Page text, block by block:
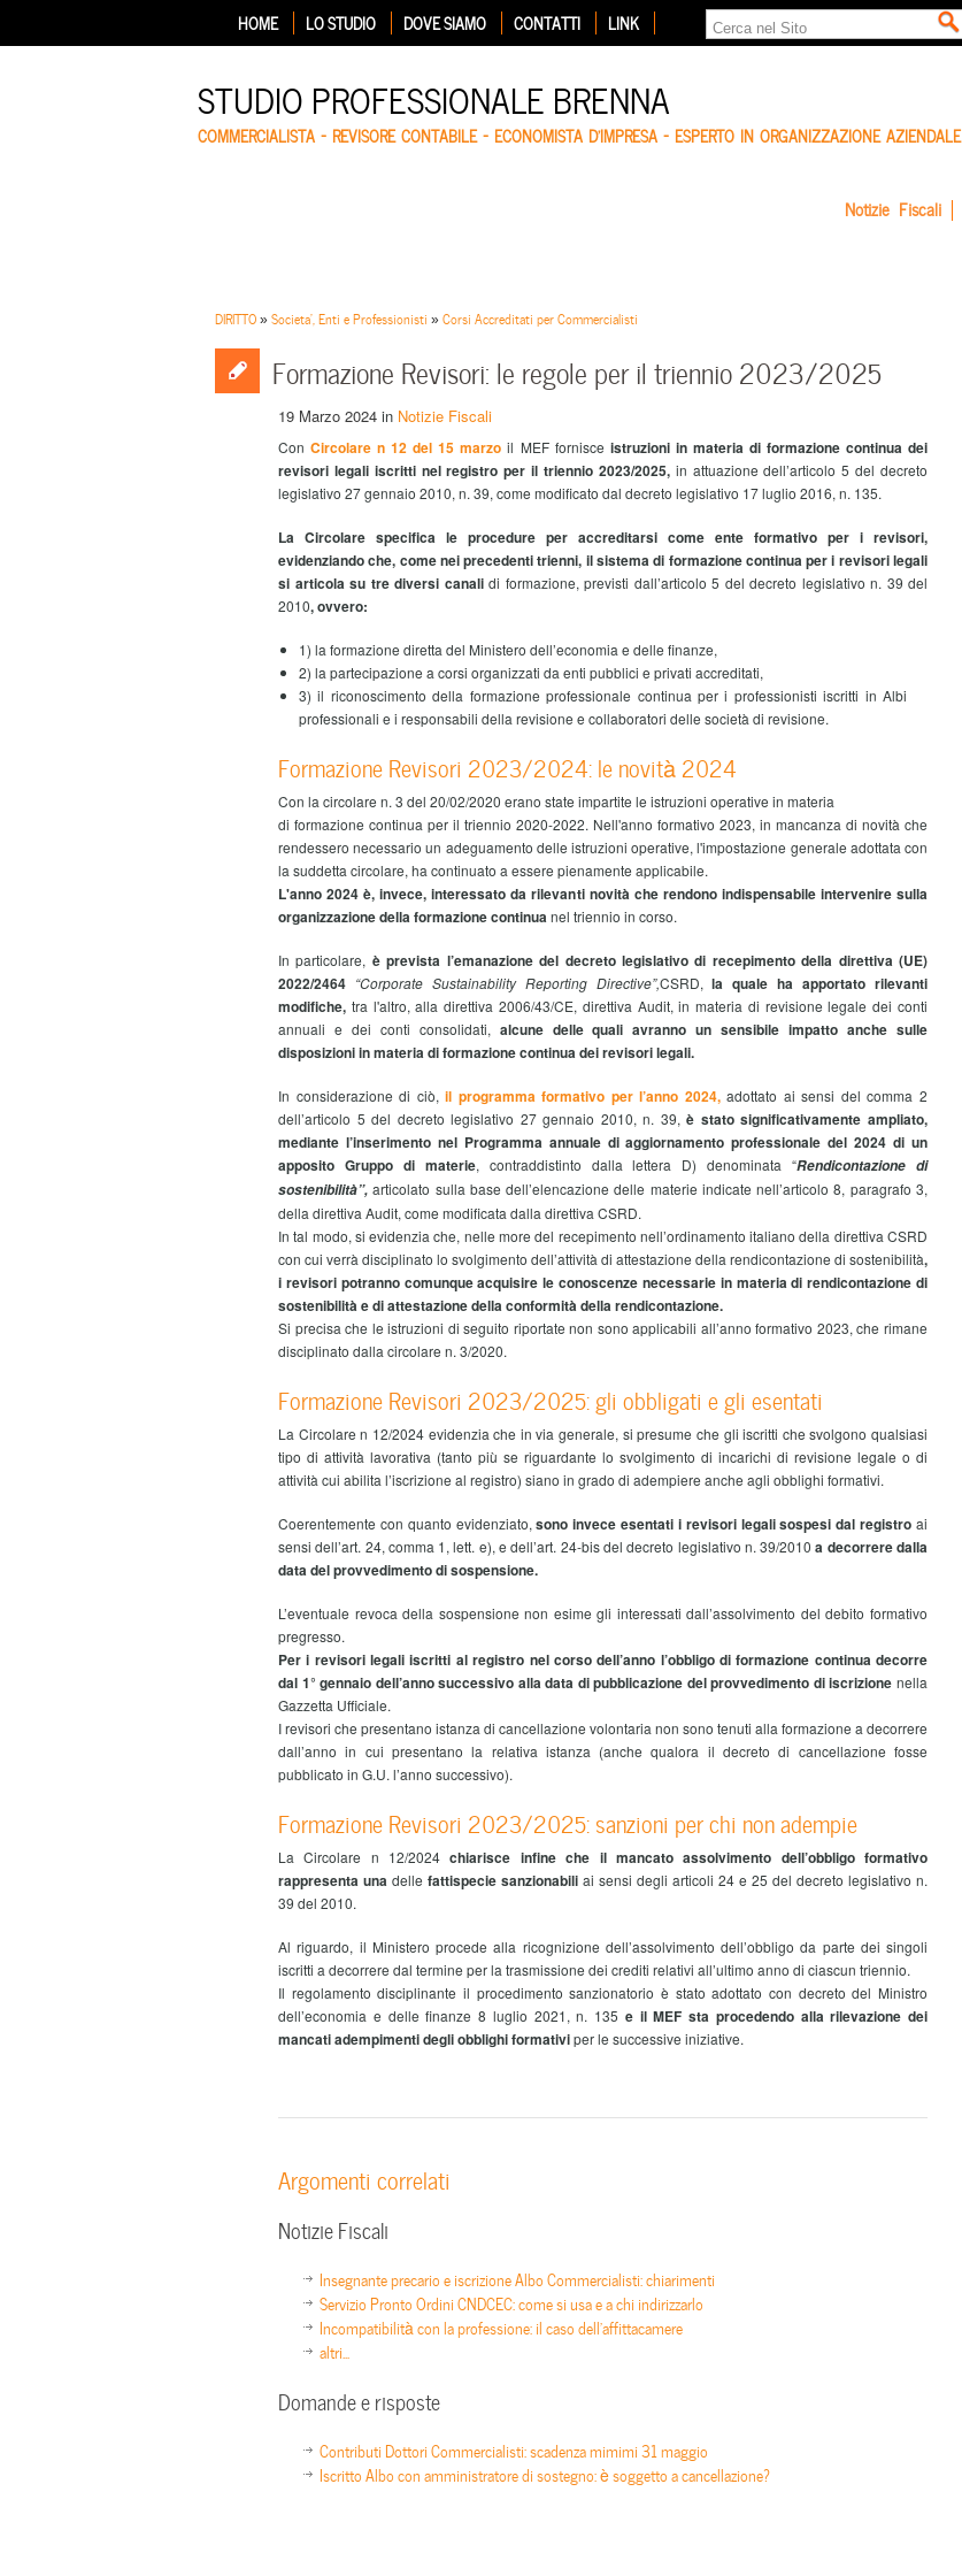
HOME LO STUDIO DOVE SIAMO CONTATTI LINK
STUDIO PROFESSIONALE BRENNA
COMMERCIALISTA – REVISORE CONTABILE – ECONOMISTA D'IMPRESA – ESPERTO IN ORGANIZZAZIONE AZIENDALE
Notizie Fiscali
DIRITTO»Societa', Enti e Professionisti »Corsi Accreditati per Commercialisti
Formazione Revisori: le regole per il triennio 2023/2025
19 Marzo 2024 in Notizie Fiscali
Con Circolare n 12 del 15 marzo il MEF fornisce istruzioni in materia di formazione continua dei
revisori legali iscritti nel registro per il triennio 2023/2025, in attuazione dell’articolo 5 del decreto
legislativo 27 gennaio 2010, n. 39, come modificato dal decreto legislativo 17 luglio 2016, n. 135.
La Circolare specifica le procedure per accreditarsi come ente formativo per i revisori,
evidenziando che, come nei precedenti trienni, il sistema di formazione continua per i revisori legali
si articola su tre diversi canali di formazione, previsti dall’articolo 5 del decreto legislativo n. 39 del
2010, ovvero:
1) la formazione diretta del Ministero dell’economia e delle finanze,
2) la partecipazione a corsi organizzati da enti pubblici e privati accreditati,
3) il riconoscimento della formazione professionale continua per i professionisti iscritti in Albi
professionali e i responsabili della revisione e collaboratori delle società di revisione.
Formazione Revisori 2023/2024: le novità 2024
Con la circolare n. 3 del 20/02/2020 erano state impartite le istruzioni operative in materia
di formazione continua per il triennio 2020-2022. Nell'anno formativo 2023, in mancanza di novità che
rendessero necessario un adeguamento delle istruzioni operative, l'impostazione generale adottata con
la suddetta circolare, ha continuato a essere pienamente applicabile.
L'anno 2024 è, invece, interessato da rilevanti novità che rendono indispensabile intervenire sulla
organizzazione della formazione continuanel triennio in corso.
In particolare, è prevista l’emanazione del decreto legislativo di recepimento della direttiva (UE)
2022/2464 “Corporate Sustainability Reporting Directive”,CSRD,la quale ha apportato rilevanti
modifiche, tra l'altro, alla direttiva 2006/43/CE, direttiva Audit, in materia di revisione legale dei conti
annuali e dei conti consolidati,alcune delle quali avranno un sensibile impatto anche sulle
disposizioni in materia di formazione continua dei revisori legali.
In considerazione di ciò,il programma formativo per l’anno 2024, adottato ai sensi del comma 2
dell’articolo 5 del decreto legislativo 27 gennaio 2010, n. 39,è stato significativamente ampliato,
mediante l’inserimento nel Programma annuale di aggiornamento professionale del 2024 di un
apposito Gruppo di materie, contraddistinto dalla lettera D) denominata “Rendicontazione di
sostenibilità”, articolato sulla base dell’elencazione delle materie indicate nell’articolo 8, paragrafo 3,
della direttiva Audit, come modificata dalla direttiva CSRD.
In tal modo, si evidenzia che, nelle more del recepimento nell’ordinamento italiano della direttiva CSRD
con cui verrà disciplinato lo svolgimento dell’attività di attestazione della rendicontazione di sostenibilità,
i revisori potranno comunque acquisire le conoscenze necessarie in materia di rendicontazione di
sostenibilità e di attestazione della conformità della rendicontazione.
Si precisa che le istruzioni di seguito riportate non sono applicabili all’anno formativo 2023, che rimane
disciplinato dalla circolare n. 3/2020.
Formazione Revisori 2023/2025: gli obbligati e gli esentati
La Circolare n 12/2024 evidenzia che in via generale, si presume che gli iscritti che svolgono qualsiasi
tipo di attività lavorativa (tanto più se riguardante lo svolgimento di incarichi di revisione legale o di
attività cui abilita l’iscrizione al registro) siano in grado di adempiere anche agli obblighi formativi.
Coerentemente con quanto evidenziato,sono invece esentati i revisori legali sospesi dal registroai
sensi dell’art. 24, comma 1, lett. e), e dell’art. 24-bis del decreto legislativo n. 39/2010 a decorrere dalla
data del provvedimento di sospensione.
L’eventuale revoca della sospensione non esime gli interessati dall’assolvimento del debito formativo
pregresso.
Per i revisori legali iscritti al registro nel corso dell’anno l’obbligo di formazione continua decorre
dal 1° gennaio dell’anno successivo alla data di pubblicazione del provvedimento di iscrizione nella
Gazzetta Ufficiale.
I revisori che presentano istanza di cancellazione volontaria non sono tenuti alla formazione a decorrere
dall’anno in cui presentano la relativa istanza (anche qualora il decreto di cancellazione fosse
pubblicato in G.U. l’anno successivo).
Formazione Revisori 2023/2025: sanzioni per chi non adempie
La Circolare n 12/2024chiarisce infine che il mancato assolvimento dell’obbligo formativo
rappresenta una delle fattispecie sanzionabili ai sensi degli articoli 24 e 25 del decreto legislativo n.
39 del 2010.
Al riguardo, il Ministero procede alla ricognizione dell’assolvimento dell’obbligo da parte dei singoli
iscritti a decorrere dal termine per la trasmissione dei crediti relativi all’ultimo anno di ciascun triennio.
Il regolamento disciplinante il procedimento sanzionatorio è stato adottato con decreto del Ministro
dell’economia e delle finanze 8 luglio 2021, n. 135 e il MEF sta procedendo alla rilevazione dei
mancati adempimenti degli obblighi formativiper le successive iniziative.
Argomenti correlati
Notizie Fiscali
Insegnante precario e iscrizione Albo Commercialisti: chiarimenti
Servizio Pronto Ordini CNDCEC: come si usa e a chi indirizzarlo
Incompatibilità con la professione: il caso dell’affittacamere
altri...
Domande e risposte
Contributi Dottori Commercialisti: scadenza mimimi 31 maggio
Iscritto Albo con amministratore di sostegno: è soggetto a cancellazione?